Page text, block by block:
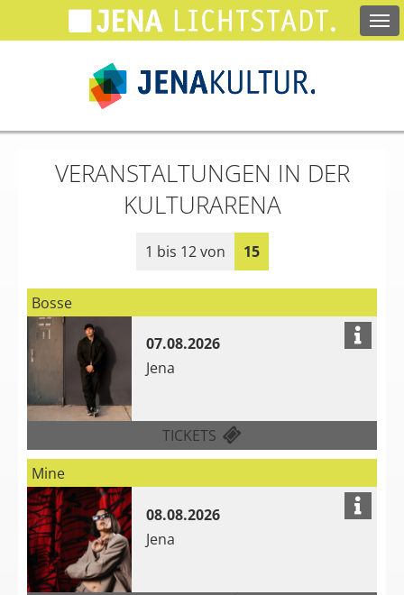
zum
VERANSTALTUNGEN IN DER
KULTURARENA
1 bis 12 von 15
Bosse
07.08.2026
Jena
TICKETS
Mine
08.08.2026
Jena